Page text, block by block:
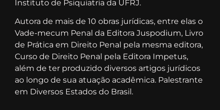
Instituto de Psiquiatria da UFRJ.
Autora de mais de 10 obras jurídicas, entre elas o
Vade-mecum Penal da Editora Juspodium, Livro
de Prática em Direito Penal pela mesma editora,
Curso de Direito Penal pela Editora Impetus,
além de ter produzido diversos artigos jurídicos
ao longo de sua atuação acadêmica. Palestrante
em Diversos Estados do Brasil.